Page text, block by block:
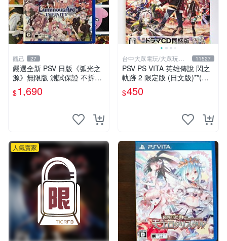
觀己 27
嚴選全新 PSV 日版《弧光之
源》無限版 測試保證 不拆封
直出 動作遊戲 PSP 弧光之源
行動遊戲 測試版
$1,690
台中大眾電玩/大眾玩具
店
11527
PSV PS VITA 英雄傳說 閃之
軌跡 2 限定版 (日文版)**(二
手商品)【台中大眾電玩】
$450
人氣賣家